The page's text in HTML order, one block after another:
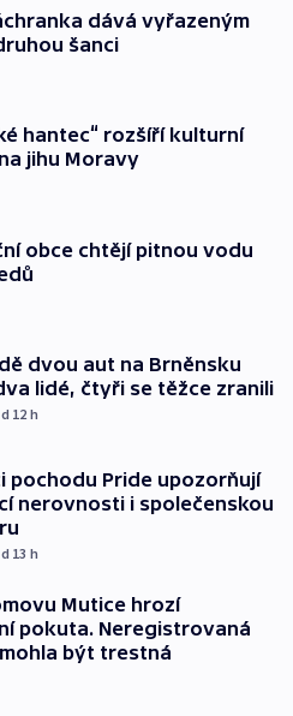
dává vyřazeným
šanci
hantec“ rozšíří kulturní
jihu Moravy
obce chtějí pitnou vodu
dvou aut na Brněnsku
lidé, čtyři se těžce zranili
12 h
pochodu Pride upozorňují
nerovnosti i společenskou
13 h
Mutice hrozí
pokuta. Neregistrovaná
být trestná